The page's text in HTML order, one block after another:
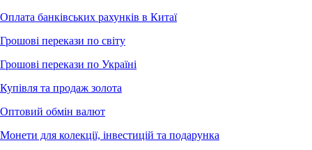
Оплата банківських рахунків в Китаї
Грошові перекази по світу
Грошові перекази по Україні
Купівля та продаж золота
Оптовий обмін валют
Монети для колекції, інвестицій та подарунка